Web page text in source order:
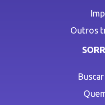
Outros